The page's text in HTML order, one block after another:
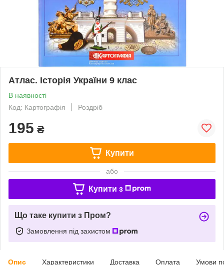
Атлас. Історія України 9 клас
В наявності
Код: Картографія
Роздріб
195 ₴
Купити
або
Купити з
Що таке купити з Пром?
Замовлення під захистом
Опис Характеристики Доставка Оплата Умови